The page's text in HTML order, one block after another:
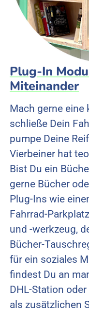
Plug-In
Miteinander
Mach gerne eine
schließe Dein
pumpe Deine
Vierbeiner hat
Bist Du ein
gerne Bücher
Plug-Ins wie
Fahrrad-
und -werkzeug,
Bücher-
für ein soziales
findest Du an
DHL-Station
als zusätzlichen